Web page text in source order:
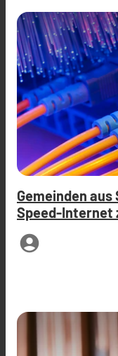
Gemeinden
Speed-Internet
account_circle